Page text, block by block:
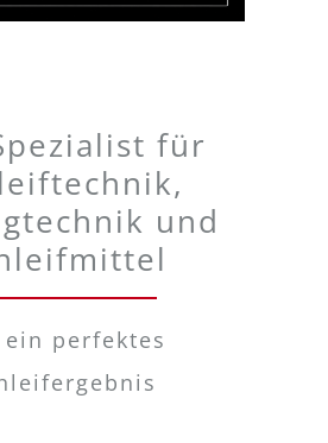
für
und
ein perfektes